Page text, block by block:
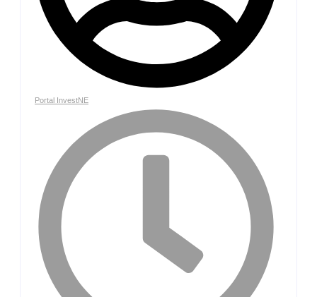
Portal InvestNE